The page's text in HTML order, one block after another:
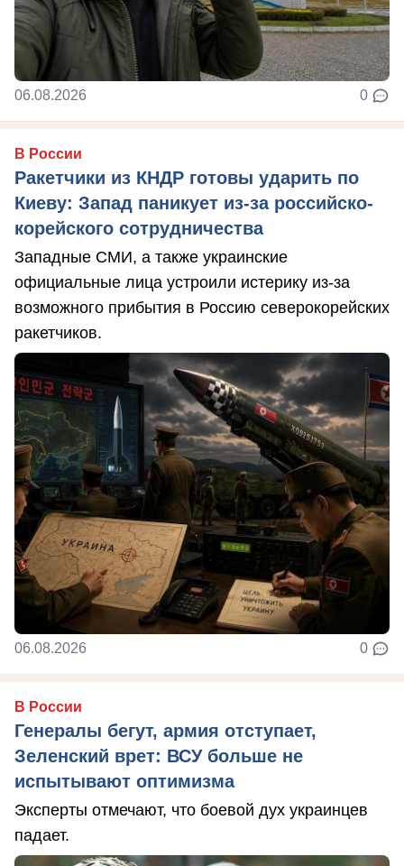
06.08.2026 0
В России
Ракетчики из КНДР готовы ударить по
Киеву: Запад паникует из-за российско-
корейского сотрудничества
Западные СМИ, а также украинские
официальные лица устроили истерику из-за
возможного прибытия в Россию северокорейских
ракетчиков.
06.08.2026 0
В России
Генералы бегут, армия отступает,
Зеленский врет: ВСУ больше не
испытывают оптимизма
Эксперты отмечают, что боевой дух украинцев
падает.